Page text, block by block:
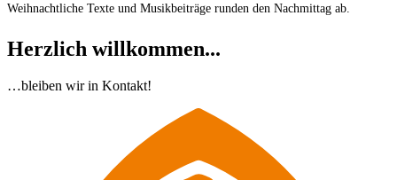
Weihnachtliche Texte und Musikbeiträge runden den Nachmittag ab.
Herzlich willkommen...
…bleiben wir in Kontakt!